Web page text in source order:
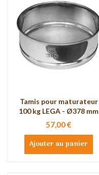
Tamis pour maturateur
100 kg LEGA - Ø378 mm
57,00 €
Ajouter au panier